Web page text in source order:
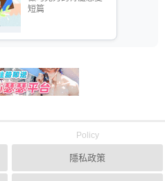
短篇
Policy
隱私政策